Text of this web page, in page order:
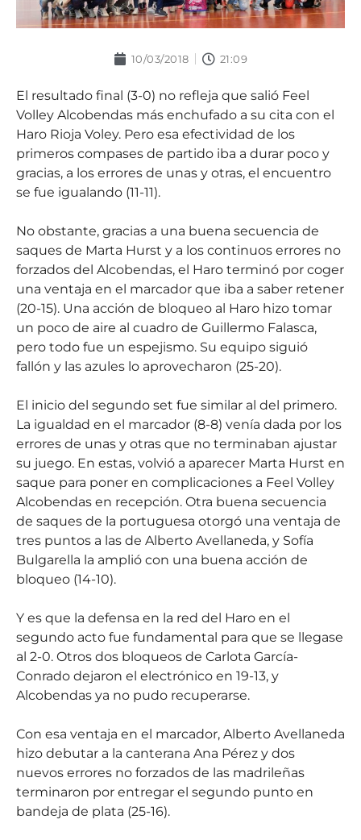
10/03/2018 21:09
El resultado final (3-0) no refleja que salió Feel
Volley Alcobendas más enchufado a su cita con el
Haro Rioja Voley. Pero esa efectividad de los
primeros compases de partido iba a durar poco y
gracias, a los errores de unas y otras, el encuentro
se fue igualando (11-11).
No obstante, gracias a una buena secuencia de
saques de Marta Hurst y a los continuos errores no
forzados del Alcobendas, el Haro terminó por coger
una ventaja en el marcador que iba a saber retener
(20-15). Una acción de bloqueo al Haro hizo tomar
un poco de aire al cuadro de Guillermo Falasca,
pero todo fue un espejismo. Su equipo siguió
fallón y las azules lo aprovecharon (25-20).
El inicio del segundo set fue similar al del primero.
La igualdad en el marcador (8-8) venía dada por los
errores de unas y otras que no terminaban ajustar
su juego. En estas, volvió a aparecer Marta Hurst en
saque para poner en complicaciones a Feel Volley
Alcobendas en recepción. Otra buena secuencia
de saques de la portuguesa otorgó una ventaja de
tres puntos a las de Alberto Avellaneda, y Sofía
Bulgarella la amplió con una buena acción de
bloqueo (14-10).
Y es que la defensa en la red del Haro en el
segundo acto fue fundamental para que se llegase
al 2-0. Otros dos bloqueos de Carlota García-
Conrado dejaron el electrónico en 19-13, y
Alcobendas ya no pudo recuperarse.
Con esa ventaja en el marcador, Alberto Avellaneda
hizo debutar a la canterana Ana Pérez y dos
nuevos errores no forzados de las madrileñas
terminaron por entregar el segundo punto en
bandeja de plata (25-16).